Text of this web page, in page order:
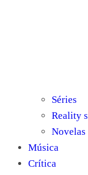
Séries
Reality
Novelas
Música
Crítica